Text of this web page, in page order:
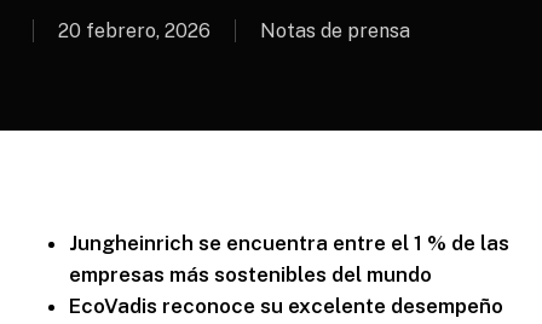
20 febrero, 2026 Notas de prensa
Jungheinrich se encuentra entre el 1 % de las
empresas más sostenibles del mundo
EcoVadis reconoce su excelente desempeño